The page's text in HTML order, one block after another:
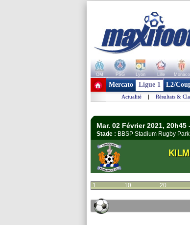
OM PSG Lyon Lille Monaco
+ de clubs
Mercato Ligue 1 L2/
Actualité | Résultats &
Mar. 02 Février 2021, 20h45
Stade : BBSP Stadium Rugby
1 10 20